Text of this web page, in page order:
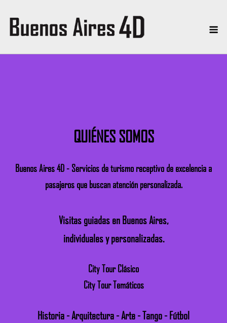
content
QUIÉNES SOMOS
Buenos Aires 4D - Servicios de turismo receptivo de excelencia a
pasajeros que buscan atención personalizada.
Visitas guiadas en Buenos Aires,
individuales y personalizadas.
City Tour Clásico
City Tour Temáticos
Historia - Arquitectura - Arte - Tango - Fútbol